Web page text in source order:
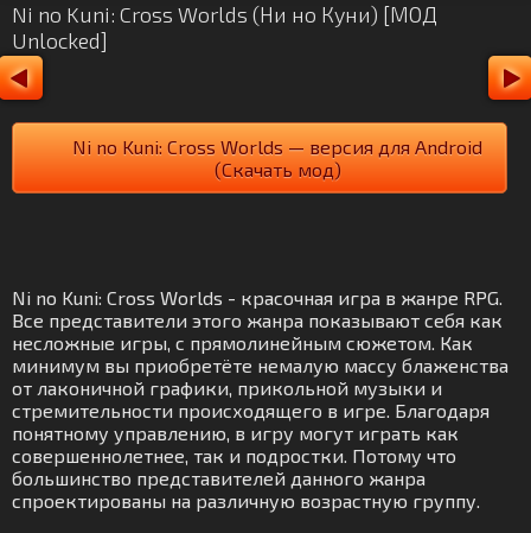
Ni no Kuni: Cross Worlds (Ни но Куни) [МОД
Unlocked]
Ni no Kuni: Cross Worlds — версия для Android
(Скачать мод)
Ni no Kuni: Cross Worlds - красочная игра в жанре RPG.
Все представители этого жанра показывают себя как
несложные игры, с прямолинейным сюжетом. Как
минимум вы приобретёте немалую массу блаженства
от лаконичной графики, прикольной музыки и
стремительности происходящего в игре. Благодаря
понятному управлению, в игру могут играть как
совершеннолетнее, так и подростки. Потому что
большинство представителей данного жанра
спроектированы на различную возрастную группу.